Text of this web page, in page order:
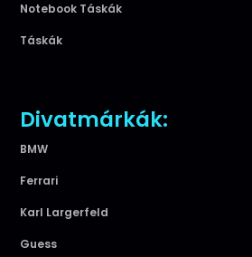
Notebook Táskák
Táskák
Divatmárkák:
BMW
Ferrari
Karl Largerfeld
Guess